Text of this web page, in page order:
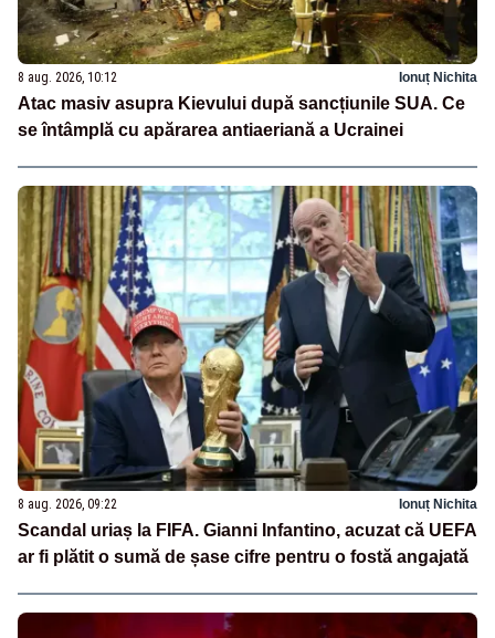
8 aug. 2026, 10:12 Ionuț Nichita
Atac masiv asupra Kievului după sancțiunile SUA. Ce
se întâmplă cu apărarea antiaeriană a Ucrainei
8 aug. 2026, 09:22 Ionuț Nichita
Scandal uriaș la FIFA. Gianni Infantino, acuzat că UEFA
ar fi plătit o sumă de șase cifre pentru o fostă angajată